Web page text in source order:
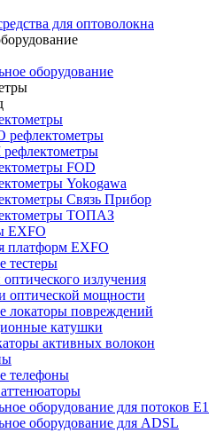
для оптоволокна
оборудование
рефлектометры
FOD
Yokogawa
Связь Прибор
ТОПАЗ
EXFO
платформ EXFO
тестеры
излучения
оптической мощности
локаторы повреждений
катушки
активных волокон
телефоны
оборудование для потоков Е1
оборудование для ADSL